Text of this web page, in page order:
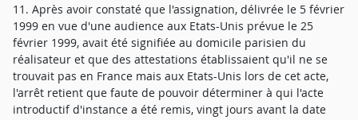
11. Après avoir constaté que l'assignation, délivrée le 5 février
1999 en vue d'une audience aux Etats-Unis prévue le 25
février 1999, avait été signifiée au domicile parisien du
réalisateur et que des attestations établissaient qu'il ne se
trouvait pas en France mais aux Etats-Unis lors de cet acte,
l'arrêt retient que faute de pouvoir déterminer à qui l'acte
introductif d'instance a été remis, vingt jours avant la date